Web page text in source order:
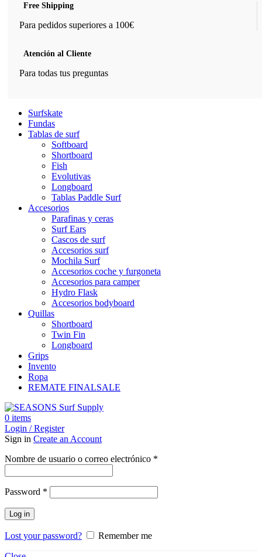
Free Shipping
Para pedidos superiores a 100€
Atención al Cliente
Para todas tus preguntas
Surfskate
Fundas
Tablas de surf
Softboard
Shortboard
Fish
Evolutivas
Longboard
Tablas Paddle Surf
Accesorios
Parafinas y ceras
Surf Ears
Cascos de surf
Accesorios surf
Mochila Surf
Accesorios coche y furgoneta
Accesorios para camper
Hydro Flask
Accesorios bodyboard
Quillas
Shortboard
Twin Fin
Longboard
Grips
Invento
Ropa
REMATE FINALSALE
0 items
Login / Register
Sign in Create an Account
Nombre de usuario o correo electrónico *
Password *
Log in
Lost your password? Remember me